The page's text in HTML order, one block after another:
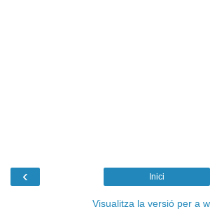
‹ Inici
Visualitza la versió per a